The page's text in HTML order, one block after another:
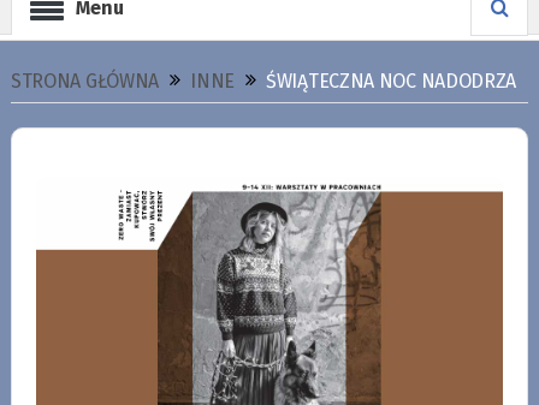
Menu
STRONA GŁÓWNA INNE ŚWIĄTECZNA NOC NADODRZA